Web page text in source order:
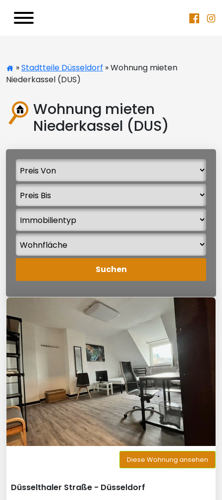
»Stadtteile Düsseldorf » Wohnung mieten
Niederkassel (DUS)
Wohnung mieten
Niederkassel (DUS)
Diese Wohnung ansehen
Düsselthaler Straße - Düsseldorf